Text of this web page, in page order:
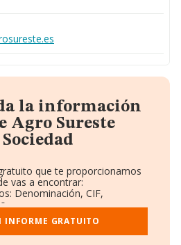
la información
Agro Sureste
que te proporcionamos
vas a encontrar:
Denominación, CIF,
(BORME).
Ventas y Empleados.
y Administradores.
INFORME GRATUITO